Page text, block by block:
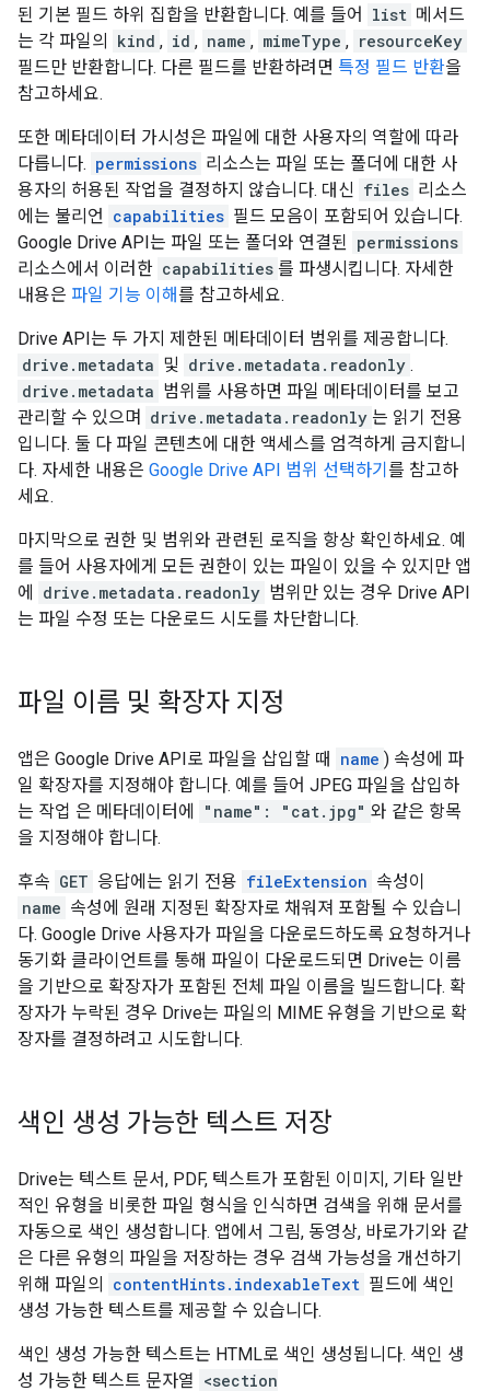
된 기본 필드 하위 집합을 반환합니다. 예를 들어
list 메서드
는 각 파일의
kind , id , name , mimeType , resourceKey
필드만 반환합니다. 다른 필드를 반환하려면 특정 필드 반환을
참고하세요.
또한 메타데이터 가시성은 파일에 대한 사용자의 역할에 따라
다릅니다. permissions 리소스는 파일 또는 폴더에 대한 사
용자의 허용된 작업을 결정하지 않습니다. 대신 files 리소스
에는 불리언 capabilities 필드 모음이 포함되어 있습니다.
Google Drive API는 파일 또는 폴더와 연결된 permissions
리소스에서 이러한 capabilities 를 파생시킵니다. 자세한
내용은 파일 기능 이해를 참고하세요.
Drive API는 두 가지 제한된 메타데이터 범위를 제공합니다.
drive.metadata 및 drive.metadata.readonly .
drive.metadata 범위를 사용하면 파일 메타데이터를 보고
관리할 수 있으며
drive.metadata.readonly 는 읽기 전용
입니다. 둘 다 파일 콘텐츠에 대한 액세스를 엄격하게 금지합니
다. 자세한 내용은 Google Drive API 범위 선택하기 를 참고하
세요.
마지막으로 권한 및 범위와 관련된 로직을 항상 확인하세요. 예
를 들어 사용자에게 모든 권한이 있는 파일이 있을 수 있지만 앱
에
drive.metadata.readonly 범위만 있는 경우 Drive API
는 파일 수정 또는 다운로드 시도를 차단합니다.
파일 이름 및 확장자 지정
앱은 Google Drive API로 파일을 삽입할 때 name ) 속성에 파
일 확장자를 지정해야 합니다. 예를 들어 JPEG 파일을 삽입하
는 작업 은 메타데이터에
"name": "cat.jpg" 와 같은 항목
을 지정해야 합니다.
후속 GET 응답에는 읽기 전용 fileExtension 속성이
name 속성에 원래 지정된 확장자로 채워져 포함될 수 있습니
다. Google Drive 사용자가 파일을 다운로드하도록 요청하거나
동기화 클라이언트를 통해 파일이 다운로드되면 Drive는 이름
을 기반으로 확장자가 포함된 전체 파일 이름을 빌드합니다. 확
장자가 누락된 경우 Drive는 파일의 MIME 유형을 기반으로 확
장자를 결정하려고 시도합니다.
색인 생성 가능한 텍스트 저장
Drive는 텍스트 문서, PDF, 텍스트가 포함된 이미지, 기타 일반
적인 유형을 비롯한 파일 형식을 인식하면 검색을 위해 문서를
자동으로 색인 생성합니다. 앱에서 그림, 동영상, 바로가기와 같
은 다른 유형의 파일을 저장하는 경우 검색 가능성을 개선하기
위해 파일의
contentHints.indexableText 필드에 색인
생성 가능한 텍스트를 제공할 수 있습니다.
색인 생성 가능한 텍스트는 HTML로 색인 생성됩니다. 색인 생
성 가능한 텍스트 문자열 <section